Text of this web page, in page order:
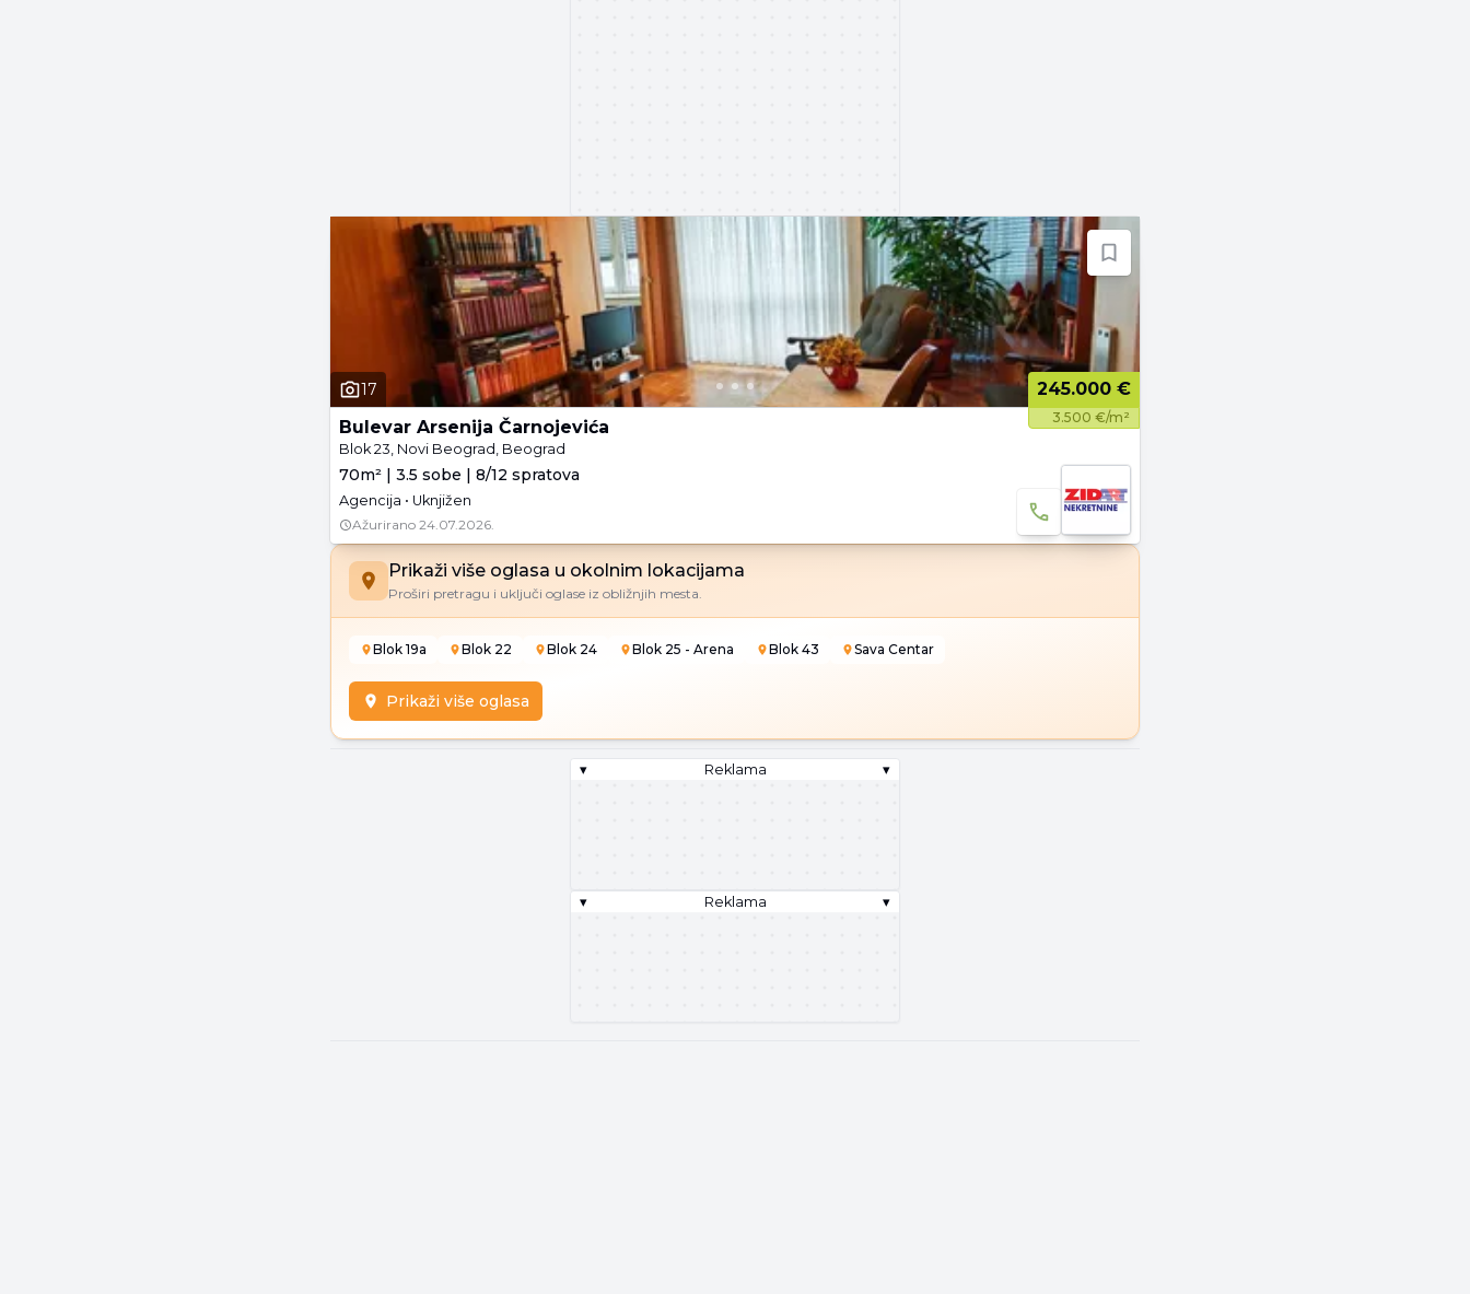
17 245.000 €
3.500 €/m²
Bulevar Arsenija Čarnojevića
Blok 23, Novi Beograd, Beograd
70m² | 3.5 sobe | 8/12 spratova
Agencija • Uknjižen
Ažurirano 24.07.2026.
Prikaži više oglasa u okolnim lokacijama
Proširi pretragu i uključi oglase iz obližnjih mesta.
Blok 19a Blok 22 Blok 24 Blok 25 - Arena Blok 43 Sava Centar
Prikaži više oglasa
▾ Reklama ▾
▾ Reklama ▾